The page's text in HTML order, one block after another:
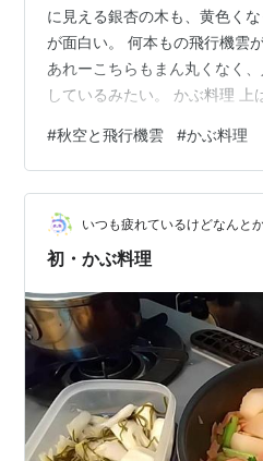
に見える銀杏の木も、黄色く
が面白い。 何本もの飛行機雲
あれーこちらもまん丸くなく
しているみたい。 かぶ料理 上
まいです。 下は、塩と七味の
が程よいシャリ感で甘いです^^
#秋空と飛行機雲 #かぶ料理
いつも疲れているけどなんと
初・かぶ料理